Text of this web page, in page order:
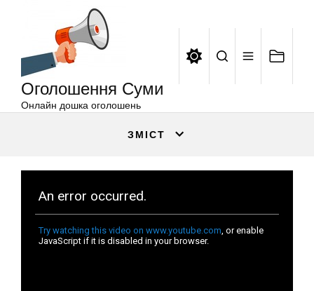
Оголошення Суми
Онлайн дошка оголошень
ЗМІСТ